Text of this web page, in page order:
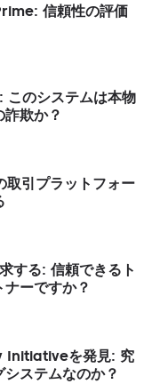
信頼性の評価
のシステムは本物
欺か？
引プラットフォー
する: 信頼できるト
ーですか？
を発見: 究
ステムなのか？